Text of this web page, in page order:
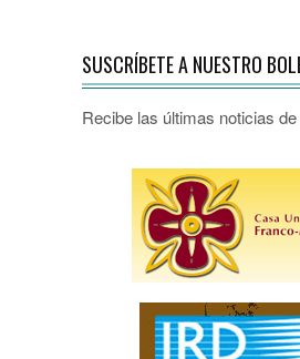
SUSCRÍBETE A NUESTRO
Recibe las últimas noticias